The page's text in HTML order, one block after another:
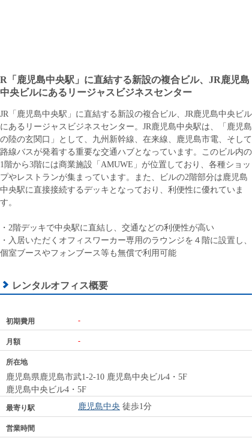
R「鹿児島中央駅」に直結する新設の複合ビル、JR鹿児島
中央ビルにあるリージャスビジネスセンター
JR「鹿児島中央駅」に直結する新設の複合ビル、JR鹿児島中央ビル
にあるリージャスビジネスセンター。JR鹿児島中央駅は、「鹿児島
の陸の玄関口」として、九州新幹線、在来線、鹿児島市電、そして
路線バスが発着する重要な交通ハブとなっています。このビル内の
1階から3階には商業施設「AMUWE」が位置しており、各種ショッ
プやレストランが集まっています。また、ビルの2階部分は鹿児島
中央駅に直接接続するデッキとなっており、利便性に優れていま
す。
・2階デッキで中央駅に直結し、交通などの利便性が高い
・入居いただくオフィスワーカー専用のラウンジを４階に設置し、
個室ブースやフォンブース等も無償で利用可能
レンタルオフィス概要
初期費用 -
月額 -
所在地
鹿児島県鹿児島市武1-2-10 鹿児島中央ビル4・5F
鹿児島中央ビル4・5F
最寄り駅 鹿児島中央 徒歩1分
営業時間